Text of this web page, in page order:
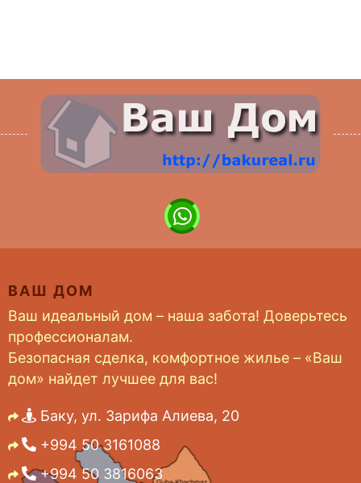
ВАШ ДОМ
Ваш идеальный дом – наша забота! Доверьтесь
профессионалам.
Безопасная сделка, комфортное жилье – «Ваш
дом» найдет лучшее для вас!
Баку, ул. Зарифа Алиева, 20
+994 50 3161088
+994 50 3816063